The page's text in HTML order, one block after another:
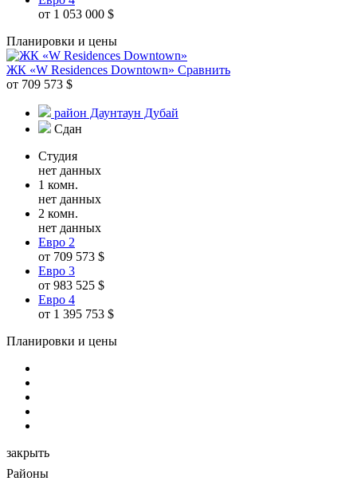
от 1 053 000 $
Планировки и цены
ЖК «W Residences Downtown» Сравнить
от 709 573 $
район Даунтаун Дубай
Сдан
Студия
нет данных
1 комн.
нет данных
2 комн.
нет данных
Евро 2
от 709 573 $
Евро 3
от 983 525 $
Евро 4
от 1 395 753 $
Планировки и цены
закрыть
Районы